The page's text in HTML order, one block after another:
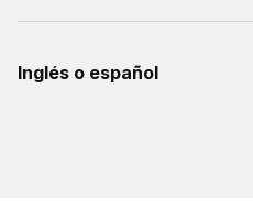
Inglés o español